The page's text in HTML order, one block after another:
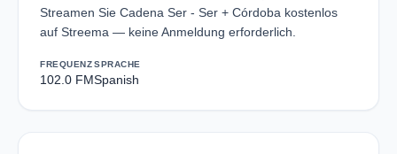
Streamen Sie Cadena Ser - Ser + Córdoba kostenlos
auf Streema — keine Anmeldung erforderlich.
FREQUENZ
102.0 FM
SPRACHE
Spanish